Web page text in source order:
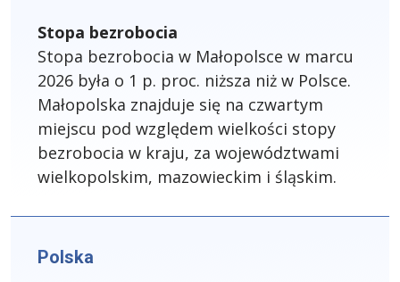
Stopa bezrobocia
Stopa bezrobocia w Małopolsce w marcu
2026 była o 1 p. proc. niższa niż w Polsce.
Małopolska znajduje się na czwartym
miejscu pod względem wielkości stopy
bezrobocia w kraju, za województwami
wielkopolskim, mazowieckim i śląskim.
Polska